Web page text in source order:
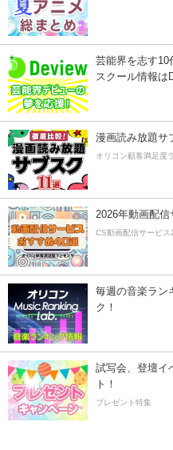
芸能界を志す10
スクール情報は
漫画読み放題サ
オリコン顧客満足度
2026年動画配信
CS動画配信サービス
毎週の音楽ラン
ク！
試写会、登壇イ
ト！
プレゼント特集